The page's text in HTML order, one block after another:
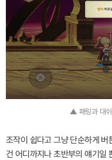
▲ 패링과 대쉬
조작이 쉽다고 그냥 단순하게
건 어디까지나 초반부의 얘기일